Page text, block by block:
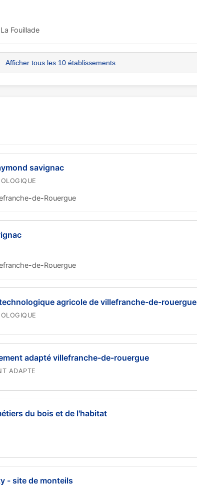
Fouillade
Afficher tous les 10 établissements
savignac
de-Rouergue
de-Rouergue
agricole de villefranche-de-rouergue
adapté villefranche-de-rouergue
ADAPTE
du bois et de l'habitat
- site de monteils